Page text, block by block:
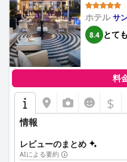
ホテルサ
8.4 とて
料
$
情報
レビューのまとめ
AIによる要約